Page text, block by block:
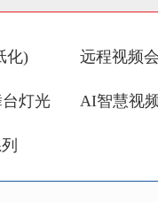
化) 远程视频
灯光 AI智慧视